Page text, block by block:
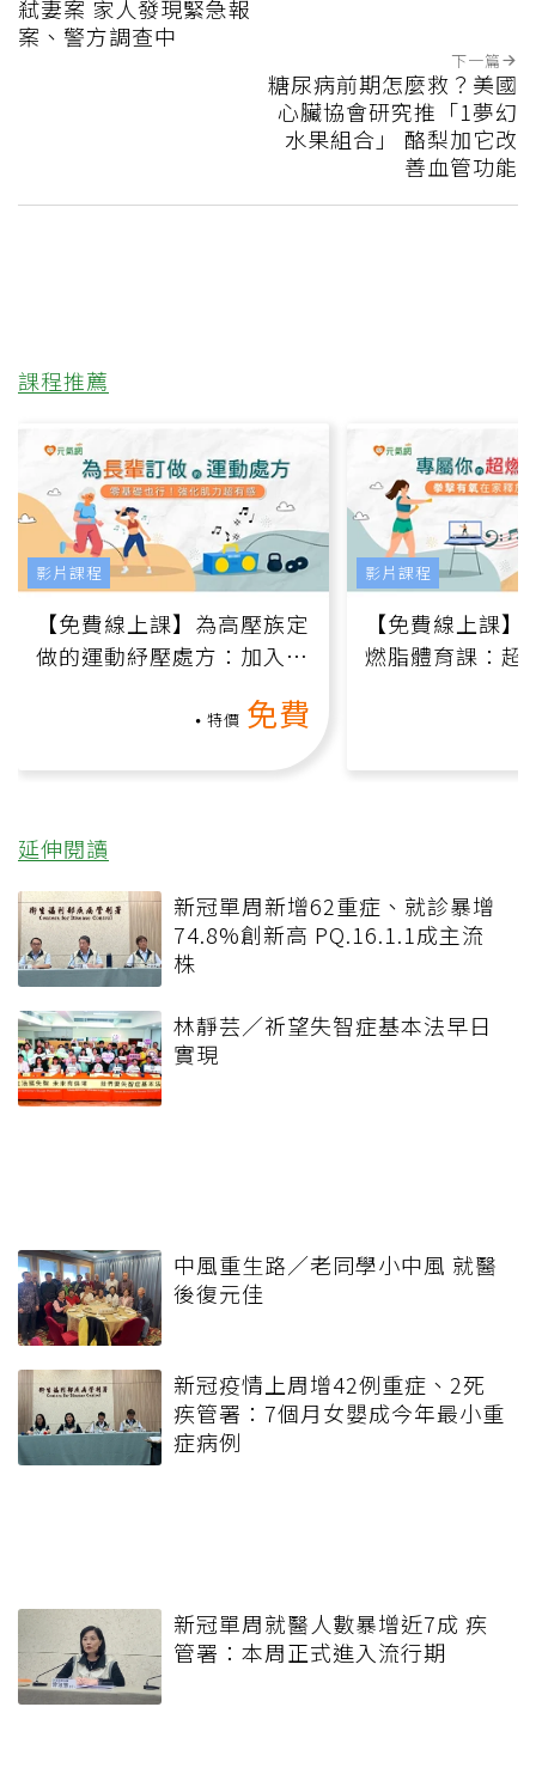
弒妻案 家人發現緊急報
案、警方調查中
下一篇
糖尿病前期怎麼救？美國
心臟協會研究推「1夢幻
水果組合」 酪梨加它改
善血管功能
課程推薦
【免費線上課】為高壓族定
做的運動紓壓處方：加入行
特價 免費
影片課程
【免費線上課
燃脂體育課：超
影片課程
延伸閱讀
新冠單周新增62重症、就診暴增
74.8%創新高 PQ.16.1.1成主流
株
林靜芸／祈望失智症基本法早日
實現
中風重生路／老同學小中風 就醫
後復元佳
新冠疫情上周增42例重症、2死
疾管署：7個月女嬰成今年最小重
症病例
新冠單周就醫人數暴增近7成 疾
管署：本周正式進入流行期